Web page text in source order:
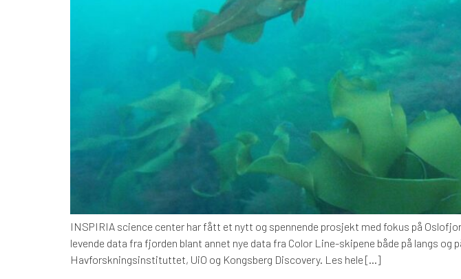
INSPIRIA science center har fått et nytt og spennende prosjekt med fokus på
levende data fra fjorden blant annet nye data fra Color Line-skipene både på langs og
Havforskningsinstituttet, UiO og Kongsberg Discovery. Les hele […]